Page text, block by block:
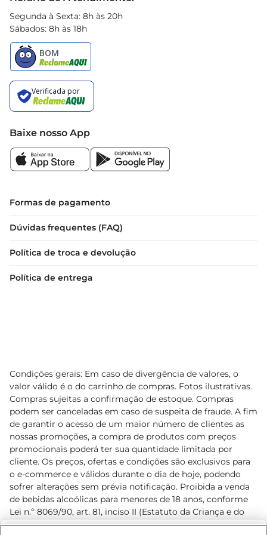
Segunda à Sexta: 8h às 20h
Sábados: 8h às 18h
Baixe nosso App
Formas de pagamento
Dúvidas frequentes (FAQ)
Política de troca e devolução
Política de entrega
Condições gerais: Em caso de divergência de valores, o
valor válido é o do carrinho de compras. Fotos ilustrativas.
Compras sujeitas a confirmação de estoque. Compras
podem ser canceladas em caso de suspeita de fraude. A fim
de garantir o acesso de um maior número de clientes as
nossas promoções, a compra de produtos com preços
promocionais poderá ter sua quantidade limitada por
cliente. Os preços, ofertas e condições são exclusivos para
o e-commerce e válidos durante o dia de hoje, podendo
sofrer alterações sem prévia notificação. Proibida a venda
de bebidas alcoólicas para menores de 18 anos, conforme
Lei n.º 8069/90, art. 81, inciso II (Estatuto da Criança e do
Adolescente). Preços e condições exclusivos para o